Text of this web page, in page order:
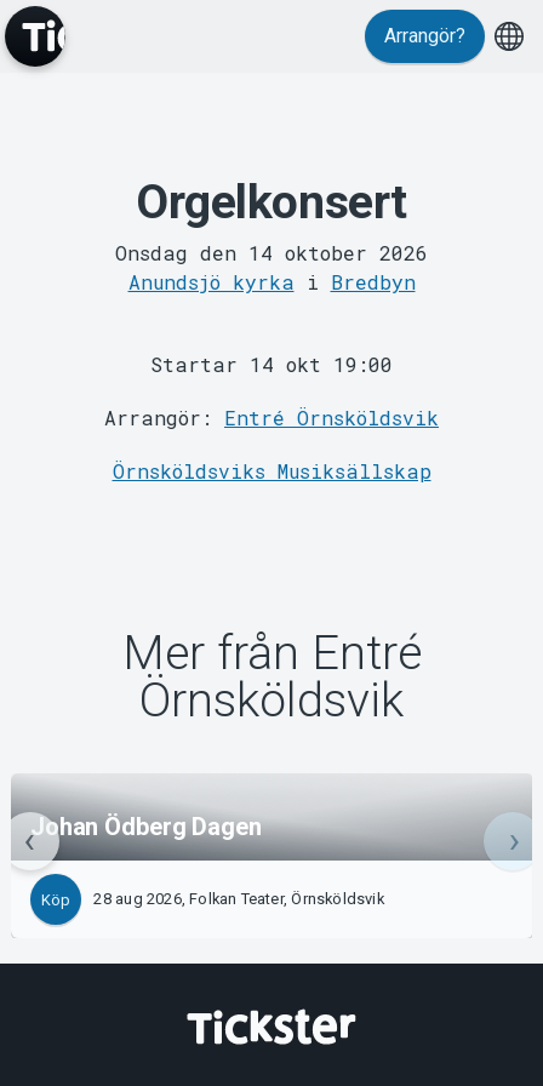
Om Tickster
Arrangör?
Orgelkonsert
Onsdag den 14 oktober 2026
Anundsjö kyrka i Bredbyn
Startar 14 okt 19:00
Arrangör: Entré Örnsköldsvik
Örnsköldsviks Musiksällskap
Mer från Entré
Örnsköldsvik
Johan Ödberg Dagen
Köp 28 aug 2026, Folkan Teater, Örnsköldsvik